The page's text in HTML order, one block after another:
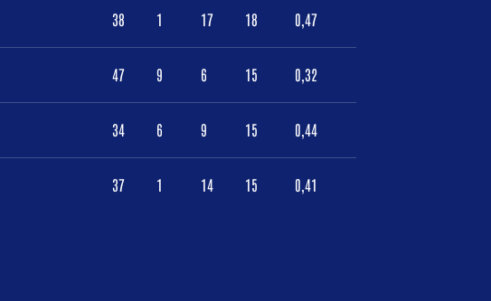
38 1 17 18 0,47
47 9 6 15 0,32
34 6 9 15 0,44
37 1 14 15 0,41